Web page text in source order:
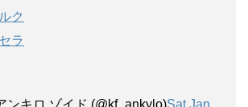
ク
ラ
キロ ゾイド (@kf_ankylo)Sat Jan